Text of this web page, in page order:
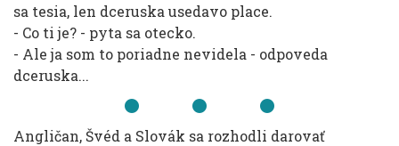
sa tesia, len dceruska usedavo place.
- Co ti je? - pyta sa otecko.
- Ale ja som to poriadne nevidela - odpoveda
dceruska...
Angličan, Švéd a Slovák sa rozhodli darovať